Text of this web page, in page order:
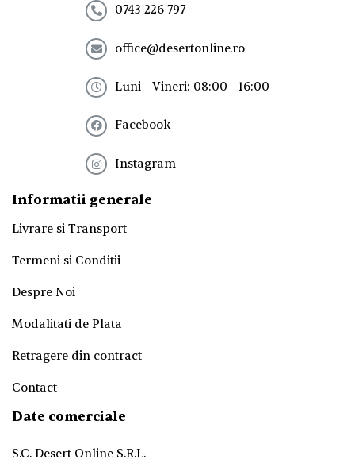
0743 226 797
office@desertonline.ro
Luni - Vineri: 08:00 - 16:00
Facebook
Instagram
Informatii generale
Livrare si Transport
Termeni si Conditii
Despre Noi
Modalitati de Plata
Retragere din contract
Contact
Date comerciale
S.C. Desert Online S.R.L.